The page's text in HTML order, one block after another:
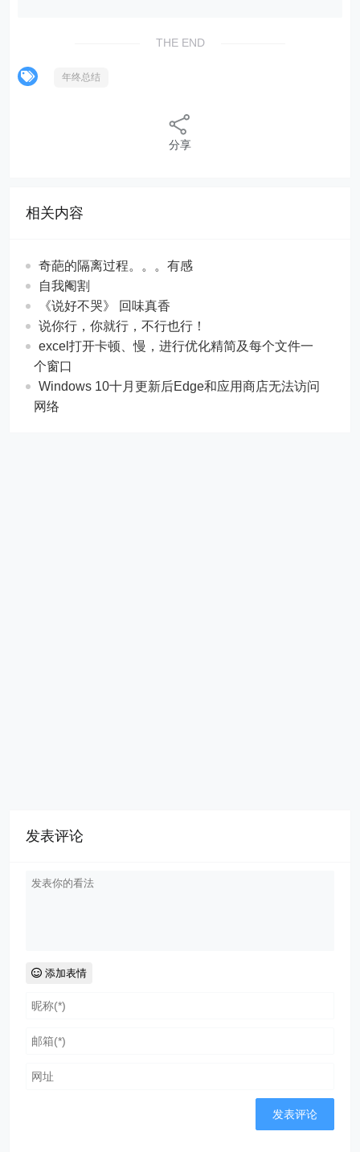
THE END
年终总结
分享
相关内容
奇葩的隔离过程。。。有感
自我阉割
《说好不哭》 回味真香
说你行，你就行，不行也行！
excel打开卡顿、慢，进行优化精简及每个文件一
个窗口
Windows 10十月更新后Edge和应用商店无法访问
网络
发表评论
添加表情